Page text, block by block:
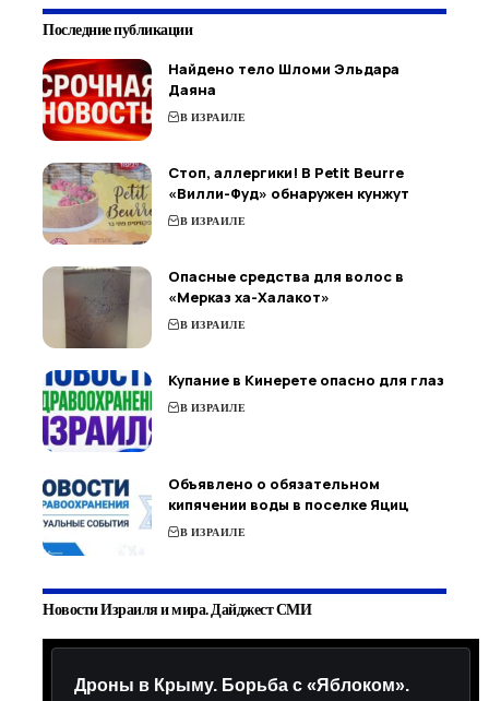
Последние публикации
Найдено тело Шломи Эльдара
Даяна
В ИЗРАИЛЕ
Стоп, аллергики! В Petit Beurre
«Вилли-Фуд» обнаружен кунжут
В ИЗРАИЛЕ
Опасные средства для волос в
«Мерказ ха-Халакот»
В ИЗРАИЛЕ
Купание в Кинерете опасно для глаз
В ИЗРАИЛЕ
Объявлено о обязательном
кипячении воды в поселке Яциц
В ИЗРАИЛЕ
Новости Израиля и мира. Дайджест СМИ